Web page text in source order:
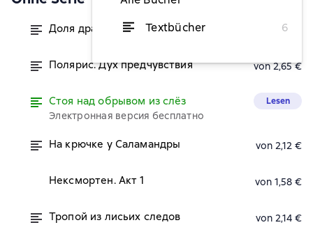
Textbücher
6
Доля дракона von 1,06 €
Полярис. Дух предчувствия von 2,65 €
Стоя над обрывом из слёз
Электронная версия бесплатно
Lesen
На крючке у Саламандры von 2,12 €
Нексмортен. Акт 1 von 1,58 €
Тропой из лисьих следов von 2,14 €